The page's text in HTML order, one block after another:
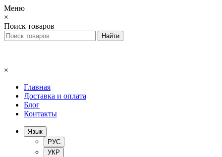
Меню
×
Поиск товаров
×
Главная
Доставка и оплата
Блог
Контакты
Язык
РУС
УКР